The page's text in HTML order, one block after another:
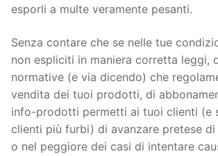
esporli a multe veramente pesanti.
Senza contare che se nelle tue
non espliciti in maniera corretta leggi,
normative (e via dicendo) che
vendita dei tuoi prodotti, di
info-prodotti permetti ai tuoi clienti (e
clienti più furbi) di avanzare pretese
o nel peggiore dei casi di intentare